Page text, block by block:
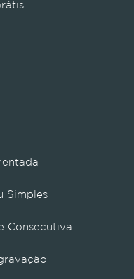
Simples
Consecutiva